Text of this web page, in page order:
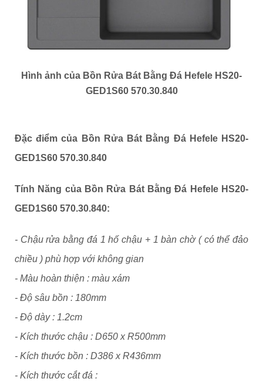
Hình ảnh của Bồn Rửa Bát Bằng Đá Hefele HS20-
GED1S60 570.30.840
Đặc điểm của Bồn Rửa Bát Bằng Đá Hefele HS20-
GED1S60 570.30.840
Tính Năng của Bồn Rửa Bát Bằng Đá Hefele HS20-
GED1S60 570.30.840:
- Chậu rửa bằng đá 1 hố chậu + 1 bàn chờ ( có thể đảo
chiều ) phù hợp với không gian
- Màu hoàn thiện : màu xám
- Độ sâu bồn : 180mm
- Độ dày : 1.2cm
- Kích thước chậu : D650 x R500mm
- Kích thước bồn : D386 x R436mm
- Kích thước cắt đá :